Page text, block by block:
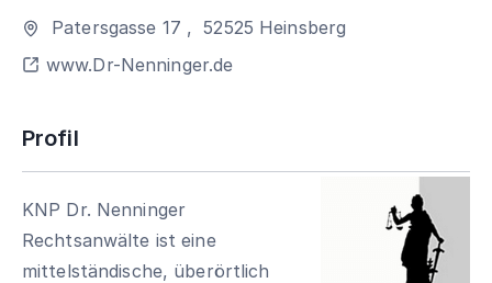
Patersgasse 17 ,52525 Heinsberg
www.Dr-Nenninger.de
Profil
KNP Dr. Nenninger
Rechtsanwälte ist eine
mittelständische, überörtlich